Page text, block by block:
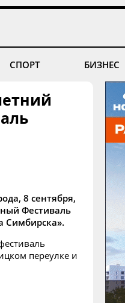
СПОРТ БИЗНЕС
8 сентября,
Фестиваль
Симбирска».
переулке и